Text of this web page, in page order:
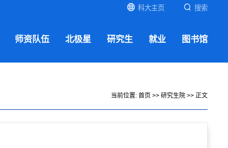
科大主页 搜索
师资队伍 北极星 研究生 就业 图书馆
当前位置: 首页 >> 研究生院>> 正文